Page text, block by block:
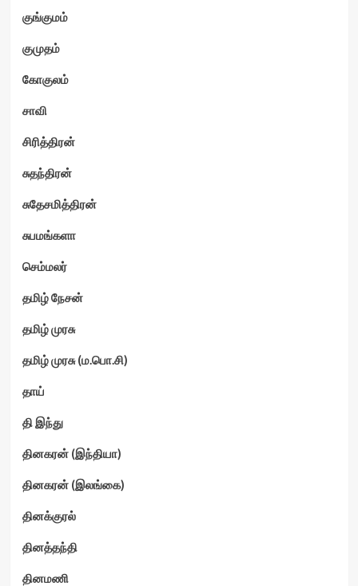
குங்குமம்
குமுதம்
கோகுலம்
சாவி
சிரித்திரன்
சுதந்திரன்
சுதேசமித்திரன்
சுபமங்களா
செம்மலர்
தமிழ் நேசன்
தமிழ் முரசு
தமிழ் முரசு (ம.பொ.சி)
தாய்
தி இந்து
தினகரன் (இந்தியா)
தினகரன் (இலங்கை)
தினக்குரல்
தினத்தந்தி
தினமணி